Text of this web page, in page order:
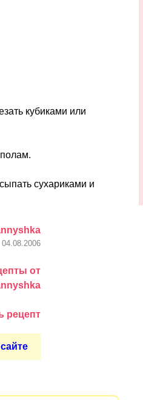
кубиками или
сухариками и
04.08.2006
от
рецепт